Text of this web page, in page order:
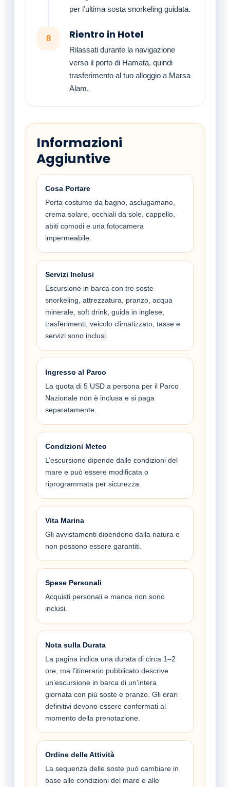
per l’ultima sosta snorkeling guidata.
8 Rientro in Hotel
Rilassati durante la navigazione
verso il porto di Hamata, quindi
trasferimento al tuo alloggio a Marsa
Alam.
Informazioni
Aggiuntive
Cosa Portare
Porta costume da bagno, asciugamano,
crema solare, occhiali da sole, cappello,
abiti comodi e una fotocamera
impermeabile.
Servizi Inclusi
Escursione in barca con tre soste
snorkeling, attrezzatura, pranzo, acqua
minerale, soft drink, guida in inglese,
trasferimenti, veicolo climatizzato, tasse e
servizi sono inclusi.
Ingresso al Parco
La quota di 5 USD a persona per il Parco
Nazionale non è inclusa e si paga
separatamente.
Condizioni Meteo
L’escursione dipende dalle condizioni del
mare e può essere modificata o
riprogrammata per sicurezza.
Vita Marina
Gli avvistamenti dipendono dalla natura e
non possono essere garantiti.
Spese Personali
Acquisti personali e mance non sono
inclusi.
Nota sulla Durata
La pagina indica una durata di circa 1–2
ore, ma l’itinerario pubblicato descrive
un’escursione in barca di un’intera
giornata con più soste e pranzo. Gli orari
definitivi devono essere confermati al
momento della prenotazione.
Ordine delle Attività
La sequenza delle soste può cambiare in
base alle condizioni del mare e alle